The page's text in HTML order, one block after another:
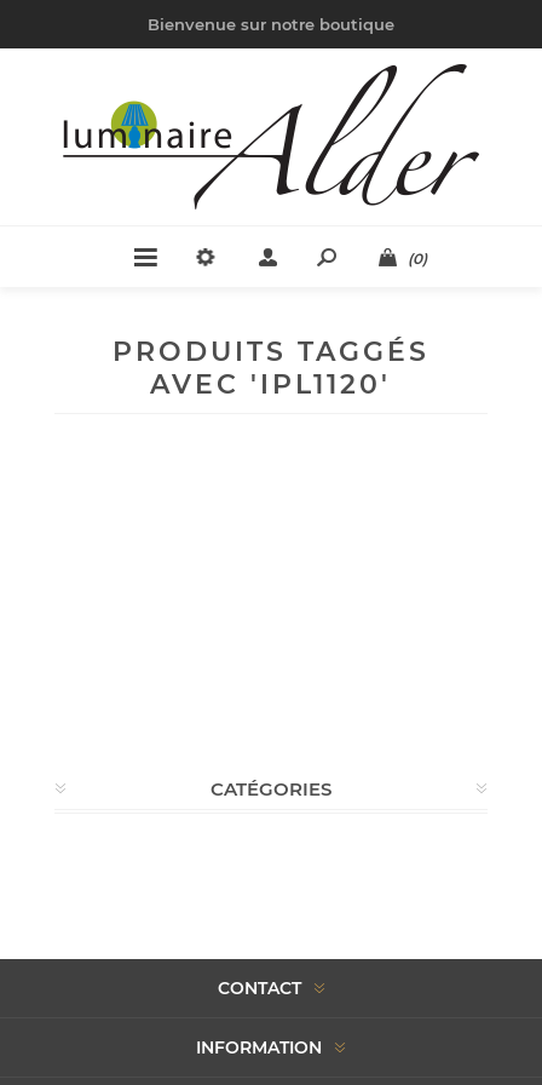
Bienvenue sur notre boutique
(0)
PRODUITS TAGGÉS
AVEC 'IPL1120'
CATÉGORIES
CONTACT
INFORMATION